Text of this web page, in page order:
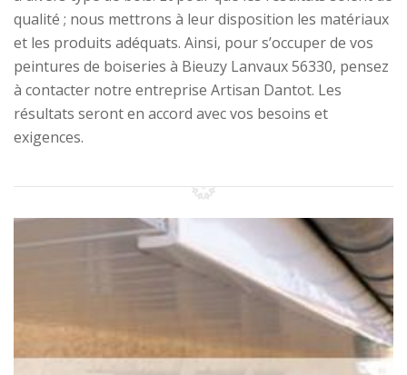
qualité ; nous mettrons à leur disposition les matériaux
et les produits adéquats. Ainsi, pour s’occuper de vos
peintures de boiseries à Bieuzy Lanvaux 56330, pensez
à contacter notre entreprise Artisan Dantot. Les
résultats seront en accord avec vos besoins et
exigences.